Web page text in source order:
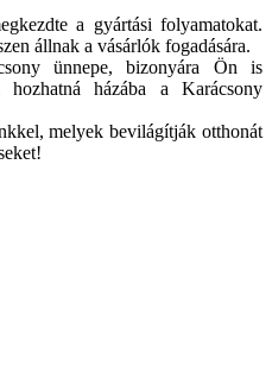
a gyártási folyamatokat.
állnak a vásárlók fogadására.
ünnepe, bizonyára Ön is
házába a Karácsony
melyek bevilágítják otthonát